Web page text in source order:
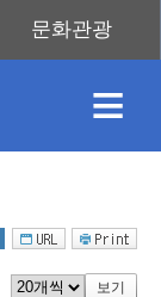
≡
보기